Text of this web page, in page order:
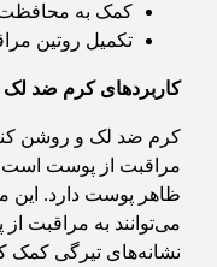
کمک به محافظت
تکمیل روتین
کاربردهای کرم ضد
کرم ضد لک و روشن
مراقبت از پوست است
ظاهر پوست دارد. این
می‌توانند به مراقبت
نشانه‌های تیرگی کمک